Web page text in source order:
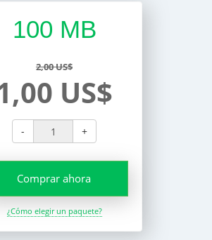
100 MB
2,00 US$
US$
- +
Comprar ahora
¿Cómo elegir un paquete?